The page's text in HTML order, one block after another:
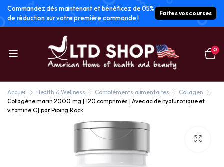
Commandez dès maintenant et bénéficez de 05%
de réduction sur votre première commande !
Faites vos courses
0
Accueil Health & Wellness Compléments alimentaires
Collagen
Collagène marin 2000 mg | 120 comprimés | Avec acide hyaluronique et
vitamine C | par Piping Rock